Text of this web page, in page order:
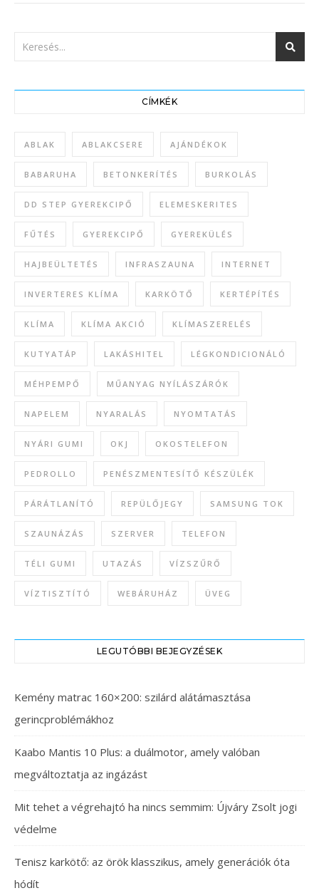
CÍMKÉK
ABLAK ABLAKCSERE AJÁNDÉKOK
BABARUHA BETONKERÍTÉS BURKOLÁS
DD STEP GYEREKCIPŐ ELEMESKERITES
FŰTÉS GYEREKCIPŐ GYEREKÜLÉS
HAJBEÜLTETÉS INFRASZAUNA INTERNET
INVERTERES KLÍMA KARKÖTŐ KERTÉPÍTÉS
KLÍMA KLÍMA AKCIÓ KLÍMASZERELÉS
KUTYATÁP LAKÁSHITEL LÉGKONDICIONÁLÓ
MÉHPEMPŐ MŰANYAG NYÍLÁSZÁRÓK
NAPELEM NYARALÁS NYOMTATÁS
NYÁRI GUMI OKJ OKOSTELEFON
PEDROLLO PENÉSZMENTESÍTŐ KÉSZÜLÉK
PÁRÁTLANÍTÓ REPÜLŐJEGY SAMSUNG TOK
SZAUNÁZÁS SZERVER TELEFON
TÉLI GUMI UTAZÁS VÍZSZŰRŐ
VÍZTISZTÍTÓ WEBÁRUHÁZ ÜVEG
LEGUTÓBBI BEJEGYZÉSEK
Kemény matrac 160×200: szilárd alátámasztása
gerincproblémákhoz
Kaabo Mantis 10 Plus: a duálmotor, amely valóban
megváltoztatja az ingázást
Mit tehet a végrehajtó ha nincs semmim: Újváry Zsolt jogi
védelme
Tenisz karkötő: az örök klasszikus, amely generációk óta
hódít